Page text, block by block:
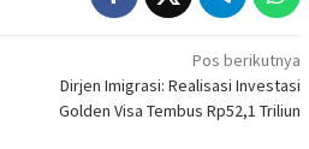
Pos berikutnya
Dirjen Imigrasi: Realisasi Investasi
Golden Visa Tembus Rp52,1 Triliun